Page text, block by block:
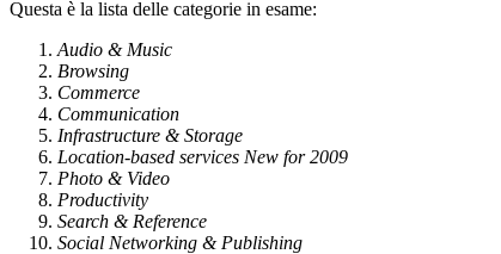
Questa è la lista delle categorie in esame:
Audio & Music
Browsing
Commerce
Communication
Infrastructure & Storage
Location-based services New for 2009
Photo & Video
Productivity
Search & Reference
Social Networking & Publishing